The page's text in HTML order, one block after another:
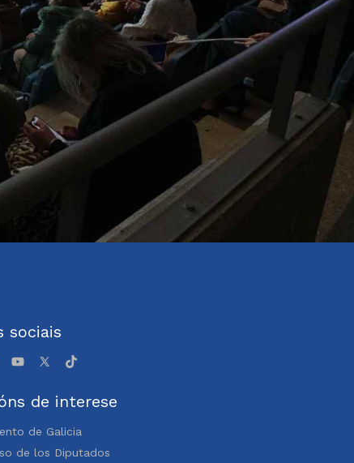
sociais
de interese
de Galicia
de los Diputados